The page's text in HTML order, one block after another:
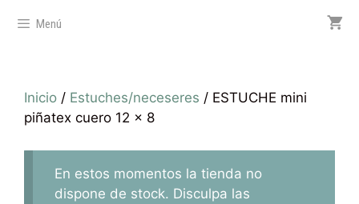
Menú
Inicio / Estuches/neceseres / ESTUCHE mini
piñatex cuero 12 x 8
En estos momentos la tienda no
dispone de stock. Disculpa las